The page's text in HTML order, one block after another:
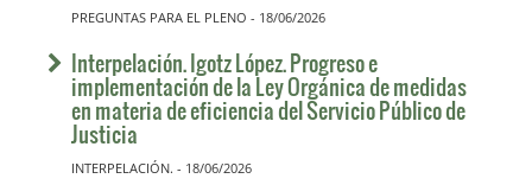
PREGUNTAS PARA EL PLENO - 18/06/2026
Interpelación. Igotz López. Progreso e
implementación de la Ley Orgánica de medidas
en materia de eficiencia del Servicio Público de
Justicia
INTERPELACIÓN. - 18/06/2026